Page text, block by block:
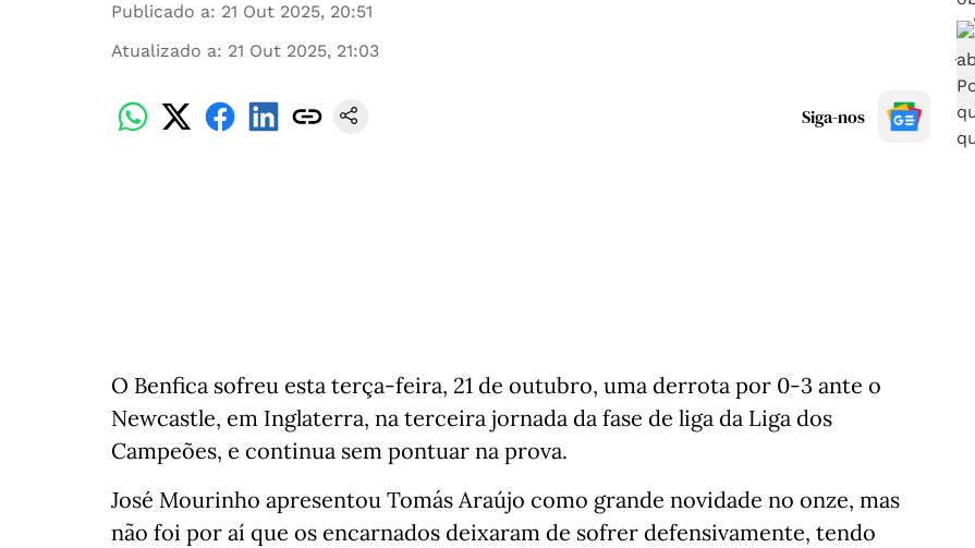
Publicado a: 21 Out 2025, 20:51
Atualizado a: 21 Out 2025, 21:03
Siga-nos
O Benfica sofreu esta terça-feira, 21 de outubro, uma derrota por 0-3 ante o
Newcastle, em Inglaterra, na terceira jornada da fase de liga da Liga dos
Campeões, e continua sem pontuar na prova.
José Mourinho apresentou Tomás Araújo como grande novidade no onze, mas
não foi por aí que os encarnados deixaram de sofrer defensivamente, tendo